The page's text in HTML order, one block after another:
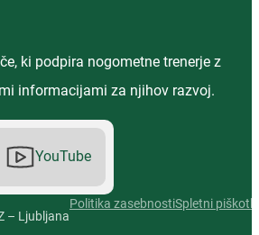
ki podpira nogometne trenerje z
informacijami za njihov razvoj.
YouTube
– Ljubljana
Politika zasebnostiSpletni piškotki